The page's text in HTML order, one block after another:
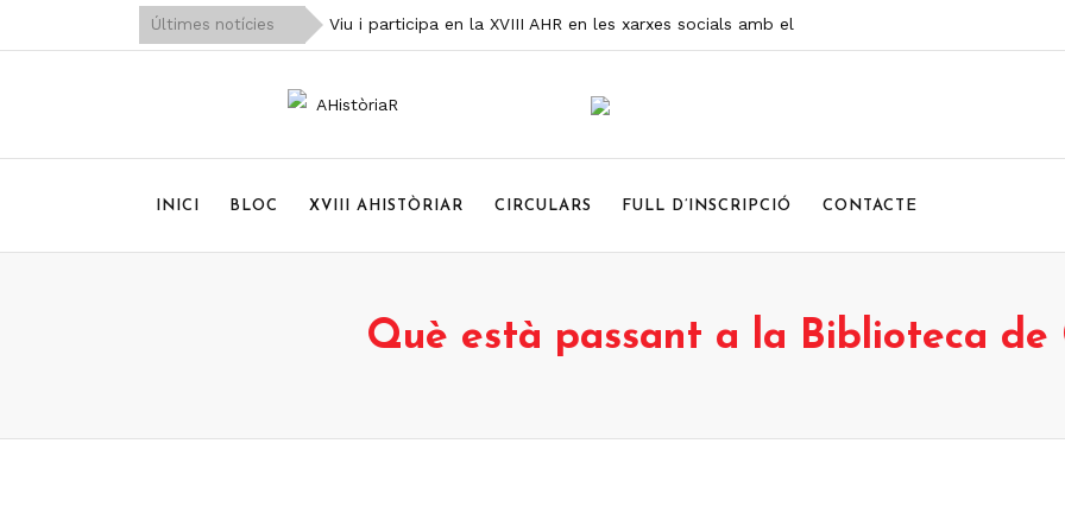
Últimes notícies
Viu i participa en la XVIII AHR en les xarxes socials amb el
El programa de la XVIII Assemblea d’Història de la Ribera
Les exposicions ‘Dones mestres de la Ribera’ de Ricard Huerta i
INICI BLOC XVIII AHISTÒRIAR CIRCULARS FULL D’INSCRIPCIÓ CONTACTE
Què està passant a la Biblioteca de